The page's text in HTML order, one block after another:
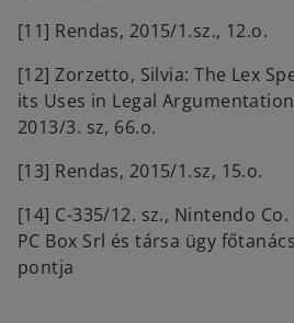
[11] Rendas, 2015/1.sz., 12.o.
[12] Zorzetto, Silvia: The Lex
its Uses in Legal
2013/3. sz, 66.o.
[13] Rendas, 2015/1.sz, 15.o.
[14] C-335/12. sz., Nintendo
PC Box Srl és társa ügy
pontja